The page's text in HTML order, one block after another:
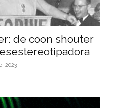
de coon shouter
2023